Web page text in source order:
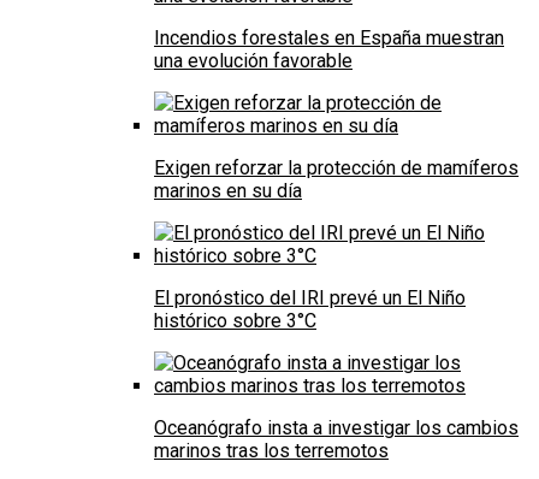
Incendios forestales en España muestran
una evolución favorable
Exigen reforzar la protección de mamíferos
marinos en su día
El pronóstico del IRI prevé un El Niño
histórico sobre 3°C
Oceanógrafo insta a investigar los cambios
marinos tras los terremotos